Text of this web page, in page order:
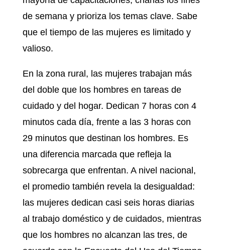
de semana y prioriza los temas clave. Sabe
que el tiempo de las mujeres es limitado y
valioso.
En la zona rural, las mujeres trabajan más
del doble que los hombres en tareas de
cuidado y del hogar. Dedican 7 horas con 4
minutos cada día, frente a las 3 horas con
29 minutos que destinan los hombres. Es
una diferencia marcada que refleja la
sobrecarga que enfrentan. A nivel nacional,
el promedio también revela la desigualdad:
las mujeres dedican casi seis horas diarias
al trabajo doméstico y de cuidados, mientras
que los hombres no alcanzan las tres, de